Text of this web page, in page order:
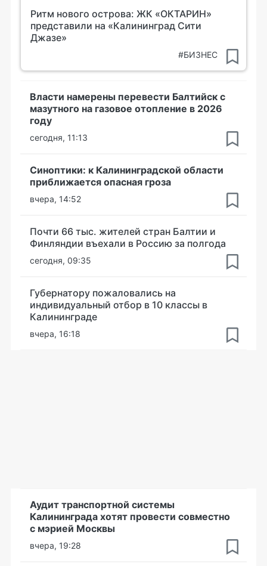
Ритм нового острова: ЖК «ОКТАРИН»
представили на «Калининград Сити
Джазе»
#БИЗНЕС
Власти намерены перевести Балтийск с
мазутного на газовое отопление в 2026
году
сегодня, 11:13
Синоптики: к Калининградской области
приближается опасная гроза
вчера, 14:52
Почти 66 тыс. жителей стран Балтии и
Финляндии въехали в Россию за полгода
сегодня, 09:35
Губернатору пожаловались на
индивидуальный отбор в 10 классы в
Калининграде
вчера, 16:18
Аудит транспортной системы
Калининграда хотят провести совместно
с мэрией Москвы
вчера, 19:28